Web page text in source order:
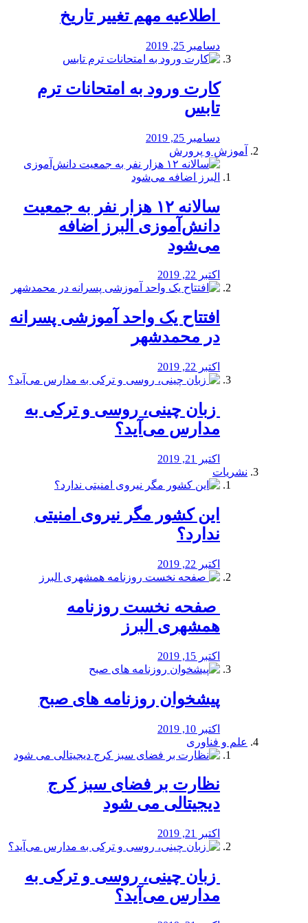
️ اطلاعیه مهم تغییر تاریخ
دسامبر 25, 2019
کارت ورود به امتحانات ترم
تابس
دسامبر 25, 2019
آموزش و پرورش
️سالانه ۱۲ هزار نفر به جمعیت
دانش‌آموزی البرز اضافه
می‌شود
اکتبر 22, 2019
افتتاح یک واحد آموزشی پسرانه
در محمدشهر
اکتبر 22, 2019
️ زبان چینی، روسی و ترکی به
مدارس می‌آید؟
اکتبر 21, 2019
نشریات
این کشور مگر نیروی امنیتی
ندارد؟
اکتبر 22, 2019
️ صفحه نخست روزنامه‌
همشهری البرز
اکتبر 15, 2019
پیشخوان روزنامه های صبح
اکتبر 10, 2019
علم و فناوری
نظارت بر فضای سبز کرج
دیجیتالی می شود
اکتبر 21, 2019
️ زبان چینی، روسی و ترکی به
مدارس می‌آید؟